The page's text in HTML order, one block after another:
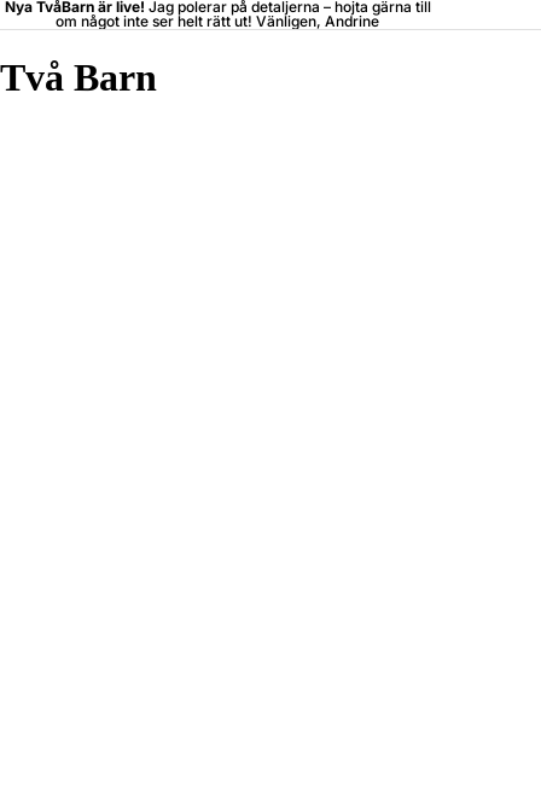
Nya TvåBarn är live! Jag polerar på detaljerna – hojta gärna till
om något inte ser helt rätt ut! Vänligen, Andrine
Två Barn